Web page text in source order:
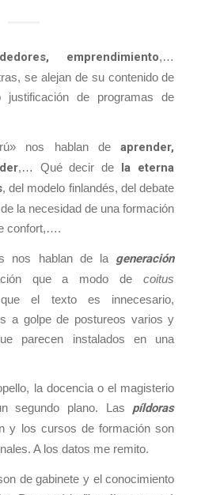
emprendimiento,…
se alejan de su contenido de
justificación de programas de
nos hablan deaprender,
,… Qué decir de la eterna
, del modelo finlandés, del debate
la necesidad de una formación
confort,….
nos hablan de la generación
que a modo decoitus
el texto es innecesario,
a golpe de postureos varios y
parecen instalados en una
la docencia o el magisterio
segundo plano. Las
píldoras
y los cursos de formación son
A los datos me remito.
de gabinete y el conocimiento